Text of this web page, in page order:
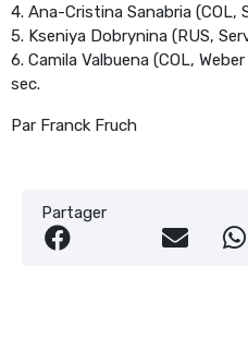
4. Ana-Cristina Sanabria (COL,
5. Kseniya Dobrynina (RUS,
6. Camila Valbuena (COL,
sec.
Par Franck Fruch
Partager